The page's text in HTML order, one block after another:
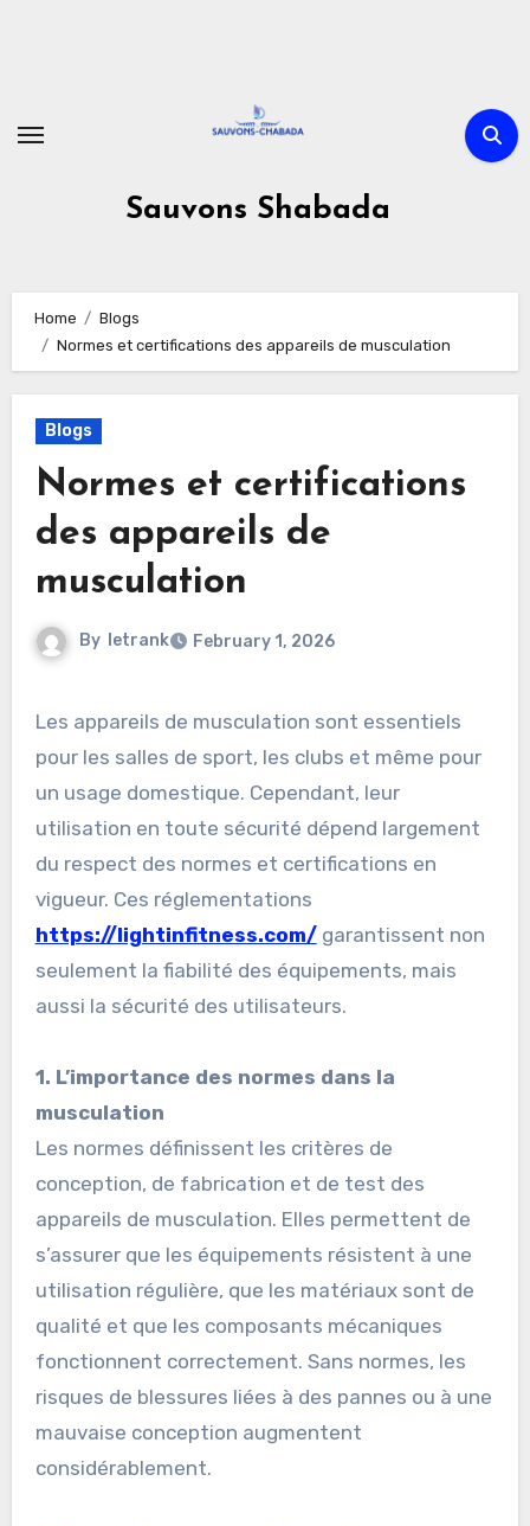
Sauvons Shabada
Home
Blogs
Normes et certifications des appareils de musculation
Blogs
Normes et certifications
des appareils de
musculation
By letrank February 1, 2026
Les appareils de musculation sont essentiels
pour les salles de sport, les clubs et même pour
un usage domestique. Cependant, leur
utilisation en toute sécurité dépend largement
du respect des normes et certifications en
vigueur. Ces réglementations
https://lightinfitness.com/garantissent non
seulement la fiabilité des équipements, mais
aussi la sécurité des utilisateurs.
1. L’importance des normes dans la
musculation
Les normes définissent les critères de
conception, de fabrication et de test des
appareils de musculation. Elles permettent de
s’assurer que les équipements résistent à une
utilisation régulière, que les matériaux sont de
qualité et que les composants mécaniques
fonctionnent correctement. Sans normes, les
risques de blessures liées à des pannes ou à une
mauvaise conception augmentent
considérablement.